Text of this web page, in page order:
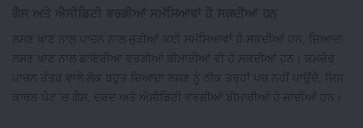
ਲਸਣ ਖਾਣ ਨਾਲ ਪਾਚਨ ਨਾਲ ਜੁੜੀਆਂ ਕਈ ਸਮੱਸਿਆਵਾਂ ਹੋ ਸਕਦੀਆਂ ਹਨ, ਜ਼ਿਆਦਾ
ਲਸਣ ਖਾਣ ਨਾਲ ਡਾਇਰੀਆ ਵਰਗੀਆਂ ਬੀਮਾਰੀਆਂ ਵੀ ਹੋ ਸਕਦੀਆਂ ਹਨ। ਕਮਜ਼ੋਰ
ਪਾਚਨ ਤੰਤਰ ਵਾਲੇ ਲੋਕ ਬਹੁਤ ਜ਼ਿਆਦਾ ਲਸਣ ਨੂੰ ਠੀਕ ਤਰ੍ਹਾਂ ਪਚ ਨਹੀਂ ਪਾਉਂਦੇ, ਜਿਸ
ਕਾਰਨ ਪੇਟ 'ਚ ਗੈਸ, ਦਰਦ ਅਤੇ ਐਸੀਡਿਟੀ ਵਰਗੀਆਂ ਬੀਮਾਰੀਆਂ ਹੋ ਜਾਂਦੀਆਂ ਹਨ।